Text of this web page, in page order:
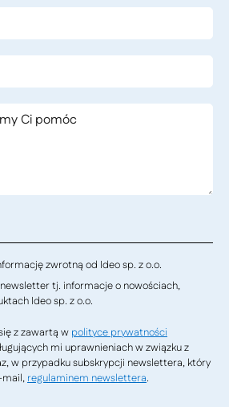
zwrotną od Ideo sp. z o.o.
tj. informacje o nowościach,
Ideo sp. z o.o.
z zawartą w polityce prywatności
mi uprawnieniach w związku z
w przypadku subskrypcji newslettera, który
mail, regulaminem newslettera.